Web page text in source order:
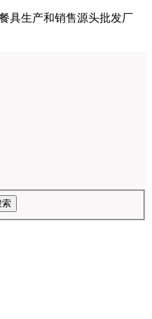
具生产和销售源头批发厂